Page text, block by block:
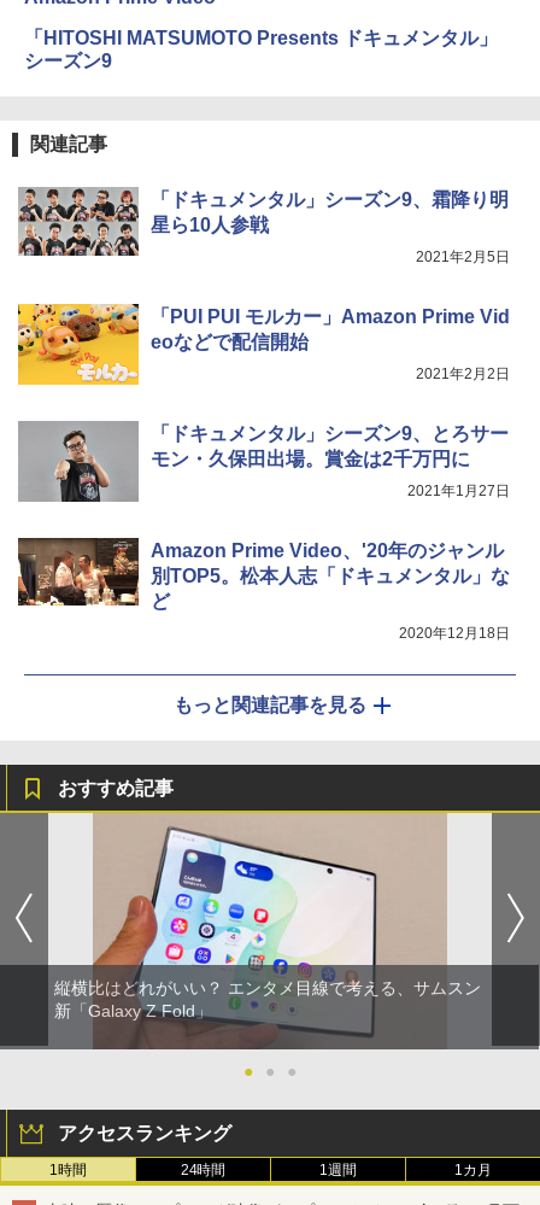
「HITOSHI MATSUMOTO Presents ドキュメンタル」
シーズン9
関連記事
「ドキュメンタル」シーズン9、霜降り明
星ら10人参戦
2021年2月5日
「PUI PUI モルカー」Amazon Prime Vid
eoなどで配信開始
2021年2月2日
「ドキュメンタル」シーズン9、とろサー
モン・久保田出場。賞金は2千万円に
2021年1月27日
Amazon Prime Video、'20年のジャンル
別TOP5。松本人志「ドキュメンタル」な
ど
2020年12月18日
もっと関連記事を見る
おすすめ記事
縦横比はどれがいい？ エンタメ目線で考える、サムスン
新「Galaxy Z Fold」
● ● ●
アクセスランキング
1時間 24時間 1週間 1カ月